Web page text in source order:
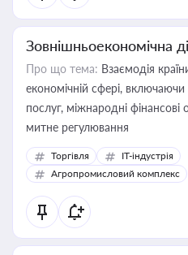
Зовнішньоекономічна
Про що тема: Взаємодія
економічній сфері, включаючи
послуг, міжнародні фінансові
митне регулювання
Торгівля
IT-індустрія
Агропромисловий комплекс